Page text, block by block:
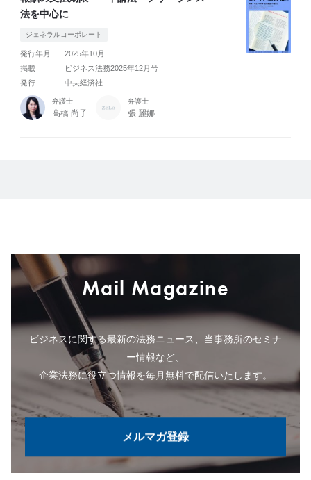
法を中心に
ジェネラルコーポレート
発行年月
2025年10月
掲載
ビジネス法務2025年12月号
発行
中央経済社
弁護士
高橋 尚子
弁護士
張 麗娜
Mail Magazine
ビジネスに関する最新の法務ニュース、当事務所のセミナ
ー情報など、
企業法務に役立つ情報を毎月無料で配信いたします。
メルマガ登録